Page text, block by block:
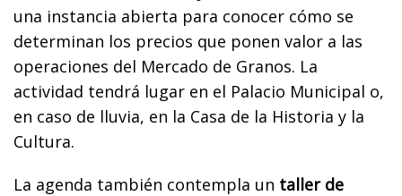
una instancia abierta para conocer cómo se
determinan los precios que ponen valor a las
operaciones del Mercado de Granos. La
actividad tendrá lugar en el Palacio Municipal o,
en caso de lluvia, en la Casa de la Historia y la
Cultura.
La agenda también contempla un taller de